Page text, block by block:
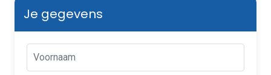
Je gegevens